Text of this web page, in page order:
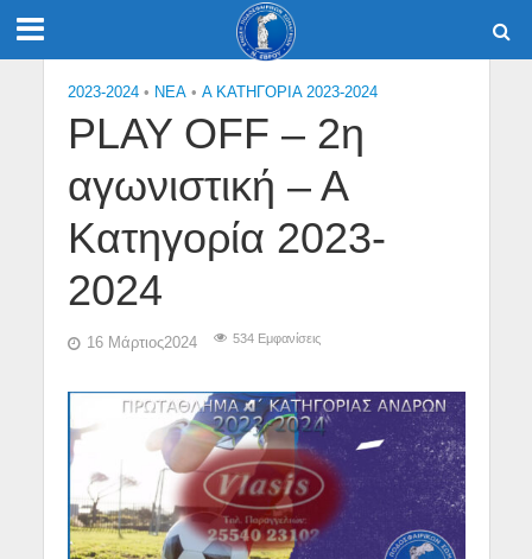
2023-2024 • NEA • Α ΚΑΤΗΓΟΡΙΑ 2023-2024
PLAY OFF – 2η
αγωνιστική – Α
Κατηγορία 2023-
2024
16 Μάρτιος2024 534 Εμφανίσεις